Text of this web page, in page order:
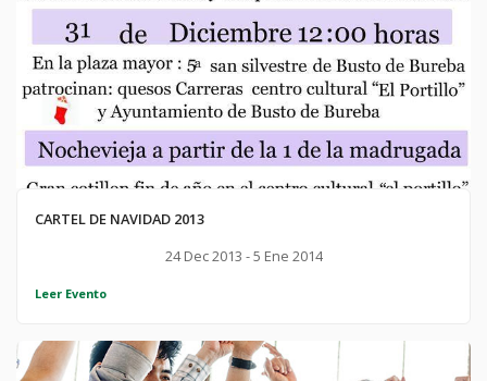
CARTEL DE NAVIDAD 2013
24 Dec 2013 - 5 Ene 2014
Leer Evento